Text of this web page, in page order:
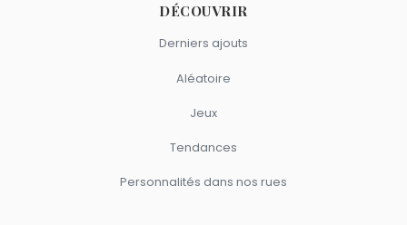
DÉCOUVRIR
Derniers ajouts
Aléatoire
Jeux
Tendances
Personnalités dans nos rues